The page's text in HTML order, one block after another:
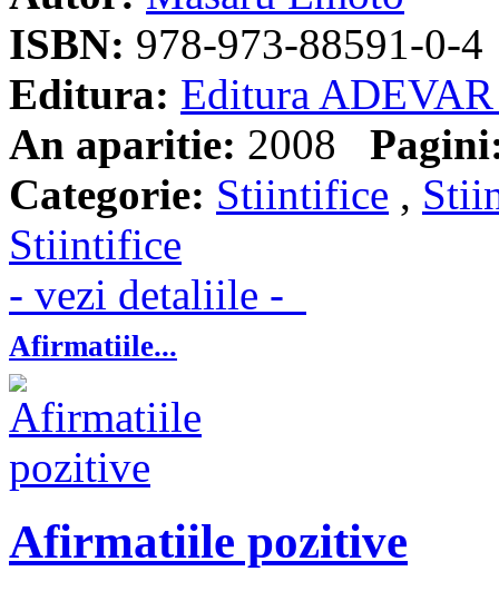
ISBN: 978-973-88591-0-4
Editura: Editura
An aparitie: 2008
Categorie: Stiintifice ,
Stiintifice
- vezi detaliile -
Afirmatiile...
Afirmatiile pozitive